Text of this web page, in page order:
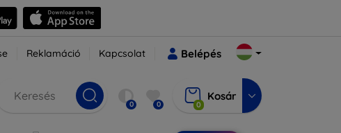
Reklamáció Kapcsolat Belépés
0 0 0
Kosár